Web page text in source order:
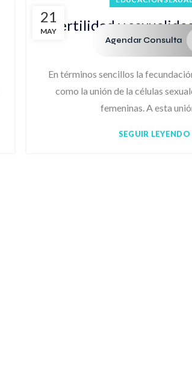
Agendar Consulta
21
MAYFertilidad y
Germán Quiroz
En términos sencillos la
como la unión de la células
femeninas. A esta
SEGUIR LEYENDO